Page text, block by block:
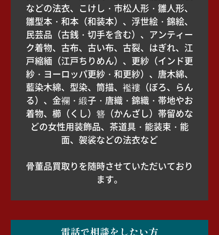
などの法衣、こけし・市松人形・雛人形、
雛型本・和本（和装本）、浮世絵・錦絵、
民芸品（古銭・切手を含む）、アンティー
ク着物、古布、古い布、古裂、はぎれ、江
戸縮緬（江戸ちりめん）、更紗（インド更
紗・ヨーロッパ更紗・和更紗）、唐木綿、
藍染木綿、型染、筒描、襤褸（ぼろ、らん
る）、金襴・緞子・唐織・錦織・帯地やお
着物、櫛（くし）簪（かんざし）帯留めな
どの女性用装飾品、茶道具・能装束・能
面、袈裟などの法衣など
骨董品買取りを随時させていただいており
ます。
電話で相談をしたい方